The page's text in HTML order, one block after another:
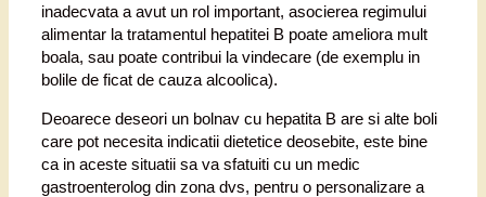
inadecvata a avut un rol important, asocierea regimului
alimentar la tratamentul hepatitei B poate ameliora mult
boala, sau poate contribui la vindecare (de exemplu in
bolile de ficat de cauza alcoolica).
Deoarece deseori un bolnav cu hepatita B are si alte boli
care pot necesita indicatii dietetice deosebite, este bine
ca in aceste situatii sa va sfatuiti cu un medic
gastroenterolog din zona dvs, pentru o personalizare a